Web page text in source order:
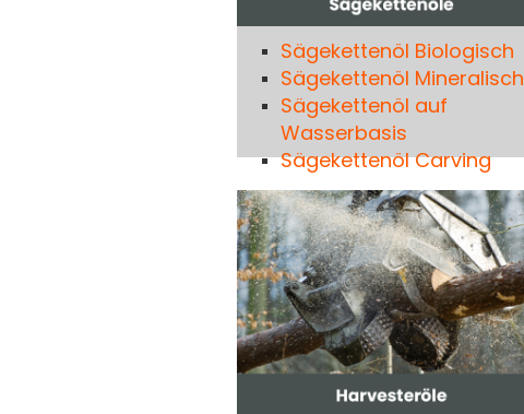
Sägekettenöl Biologisch
Sägekettenöl Mineralisch
Sägekettenöl auf
Wasserbasis
Sägekettenöl Carving